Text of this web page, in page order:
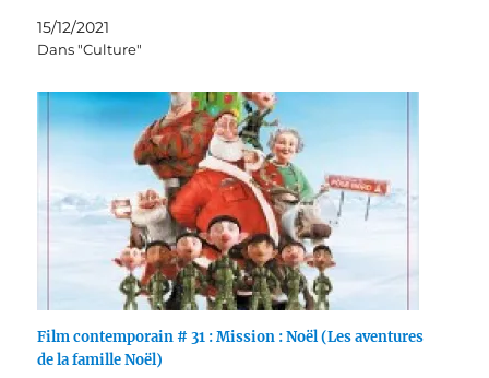
15/12/2021
Dans "Culture"
Film contemporain # 31 : Mission : Noël (Les aventures
de la famille Noël)